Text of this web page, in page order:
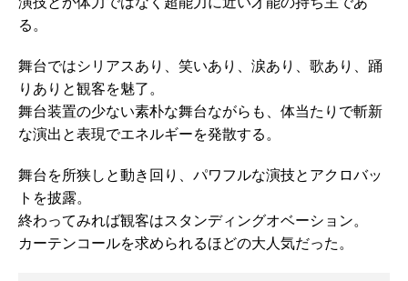
る。
舞台ではシリアスあり、笑いあり、涙あり、歌あり、踊
りありと観客を魅了。
舞台装置の少ない素朴な舞台ながらも、体当たりで斬新
な演出と表現でエネルギーを発散する。
舞台を所狭しと動き回り、パワフルな演技とアクロバッ
トを披露。
終わってみれば観客はスタンディングオベーション。
カーテンコールを求められるほどの大人気だった。